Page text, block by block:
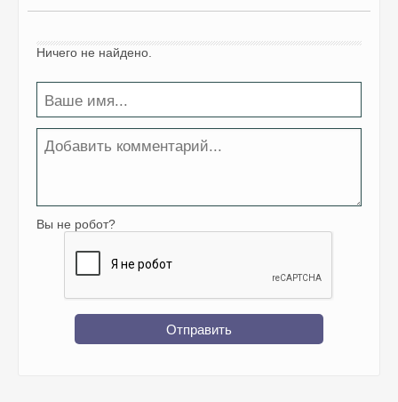
Ничего не найдено.
Вы не робот?
Отправить